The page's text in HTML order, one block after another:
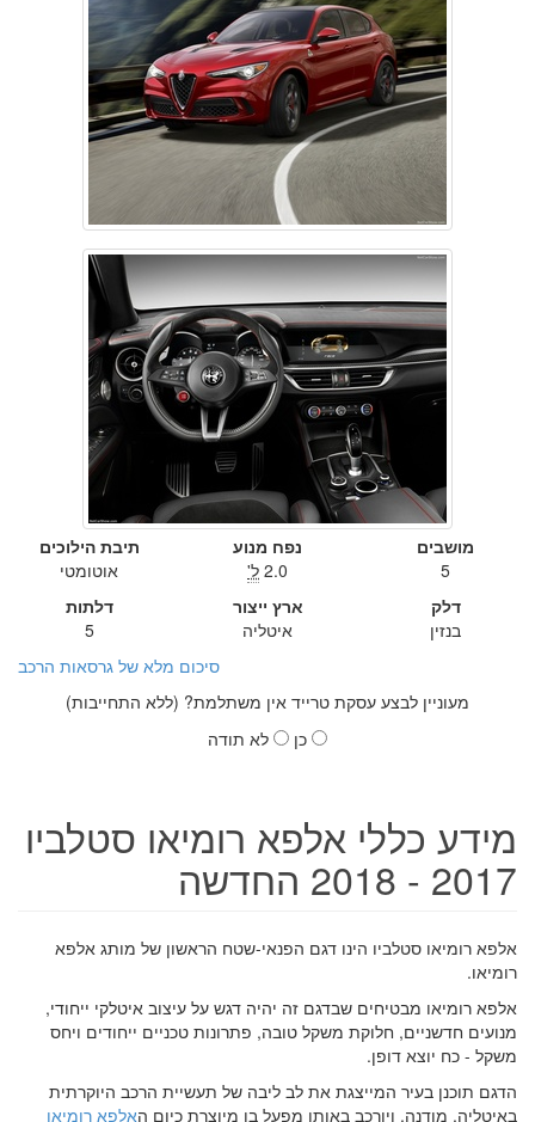
מושבים
5
נפח מנוע
2.0 ל'
תיבת הילוכים
אוטומטי
דלק
בנזין
ארץ ייצור
איטליה
דלתות
5
סיכום מלא של גרסאות הרכב
מעוניין לבצע עסקת טרייד אין משתלמת? (ללא התחייבות)
כן
לא תודה
מידע כללי אלפא רומיאו סטלביו
2017 - 2018 החדשה
אלפא רומיאו סטלביו הינו דגם הפנאי-שטח הראשון של מותג אלפא
רומיאו.
אלפא רומיאו מבטיחים שבדגם זה יהיה דגש על עיצוב איטלקי ייחודי,
מנועים חדשניים, חלוקת משקל טובה, פתרונות טכניים ייחודים ויחס
משקל - כח יוצא דופן.
הדגם תוכנן בעיר המייצגת את לב ליבה של תעשיית הרכב היוקרתית
באיטליה, מודנה, ויורכב באותו מפעל בו מיוצרת כיום האלפא רומיאו